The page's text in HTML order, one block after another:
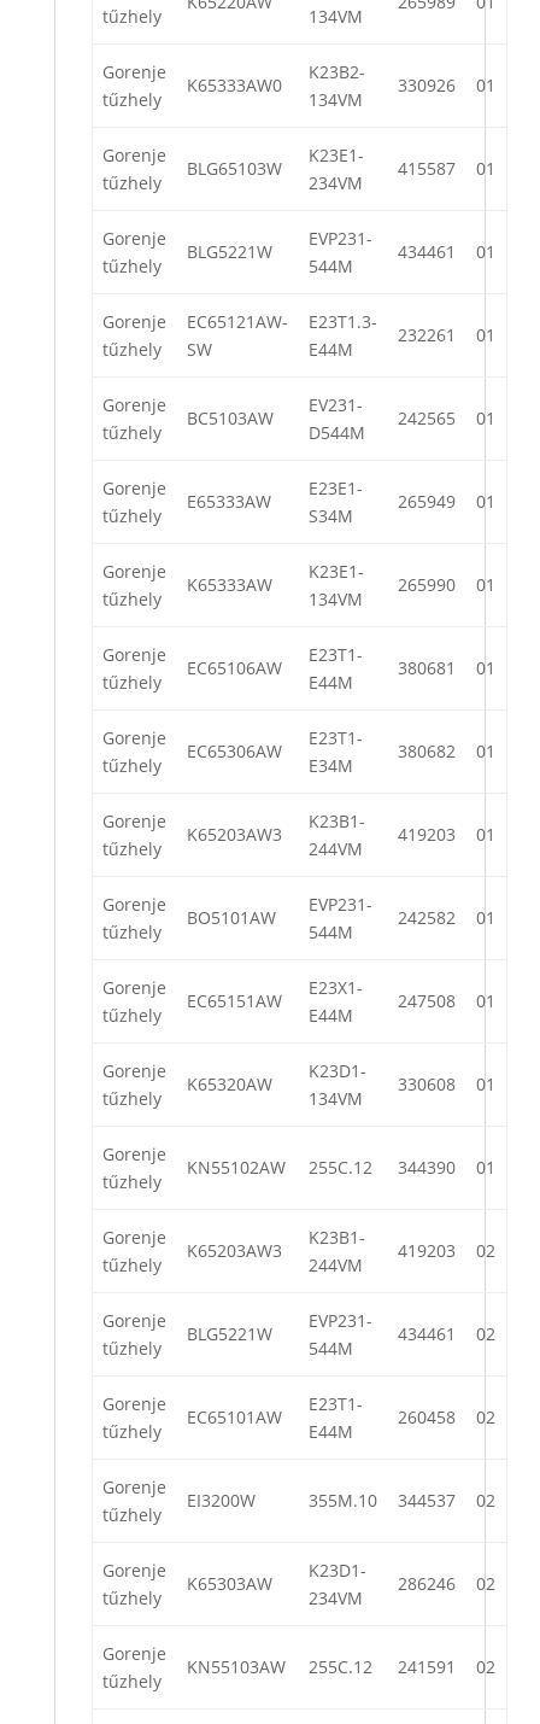
tűzhely
134VM
Gorenje
tűzhely
K65333AW0
K23B2-
134VM
330926 01
Gorenje
tűzhely
BLG65103W
K23E1-
234VM
415587 01
Gorenje
tűzhely
BLG5221W
EVP231-
544M
434461 01
Gorenje
tűzhely
EC65121AW-
SW
E23T1.3-
E44M
232261 01
Gorenje
tűzhely
BC5103AW
EV231-
D544M
242565 01
Gorenje
tűzhely
E65333AW
E23E1-
S34M
265949 01
Gorenje
tűzhely
K65333AW
K23E1-
134VM
265990 01
Gorenje
tűzhely
EC65106AW
E23T1-
E44M
380681 01
Gorenje
tűzhely
EC65306AW
E23T1-
E34M
380682 01
Gorenje
tűzhely
K65203AW3
K23B1-
244VM
419203 01
Gorenje
tűzhely
BO5101AW
EVP231-
544M
242582 01
Gorenje
tűzhely
EC65151AW
E23X1-
E44M
247508 01
Gorenje
tűzhely
K65320AW
K23D1-
134VM
330608 01
Gorenje
tűzhely
KN55102AW 255C.12 344390 01
Gorenje
tűzhely
K65203AW3
K23B1-
244VM
419203 02
Gorenje
tűzhely
BLG5221W
EVP231-
544M
434461 02
Gorenje
tűzhely
EC65101AW
E23T1-
E44M
260458 02
Gorenje
tűzhely
EI3200W 355M.10 344537 02
Gorenje
tűzhely
K65303AW
K23D1-
234VM
286246 02
Gorenje
tűzhely
KN55103AW 255C.12 241591 02